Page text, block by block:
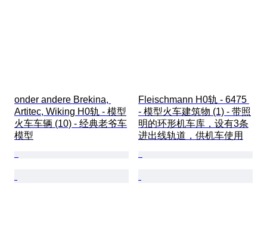
onder andere Brekina,
Artitec, Wiking H0轨 - 模型
火车车辆 (10) - 经典老爷车
模型
Fleischmann H0轨 - 6475
- 模型火车建筑物 (1) - 带照
明的环形机车库，设有3条
进出线轨道，供机车使用